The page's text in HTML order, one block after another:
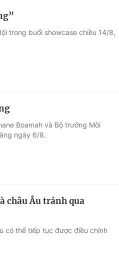
trong buổi showcase chiều 14/8,
Boamah và Bộ trưởng Môi
ngày 6/8.
châu Âu tránh qua
có thể tiếp tục được điều chỉnh